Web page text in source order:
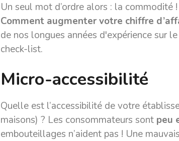
Un seul mot d’ordre alors : la commodité !
Comment augmenter votre chiffre
de nos longues années d'expérience sur
check-list.
Micro-accessibilité
Quelle est l’accessibilité de votre
maisons) ? Les consommateurs sont peu
embouteillages n’aident pas ! Une